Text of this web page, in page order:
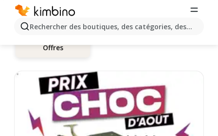
Rechercher des boutiques, des catégories, des
Offres